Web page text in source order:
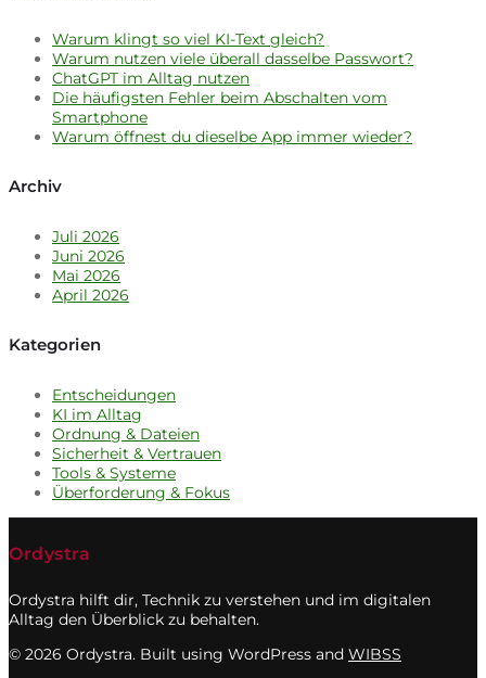
Warum klingt so viel KI-Text gleich?
Warum nutzen viele überall dasselbe Passwort?
ChatGPT im Alltag nutzen
Die häufigsten Fehler beim Abschalten vom
Smartphone
Warum öffnest du dieselbe App immer wieder?
Archiv
Juli 2026
Juni 2026
Mai 2026
April 2026
Kategorien
Entscheidungen
KI im Alltag
Ordnung & Dateien
Sicherheit & Vertrauen
Tools & Systeme
Überforderung & Fokus
Ordystra
Ordystra hilft dir, Technik zu verstehen und im digitalen
Alltag den Überblick zu behalten.
© 2026 Ordystra. Built using WordPress and WIBSS